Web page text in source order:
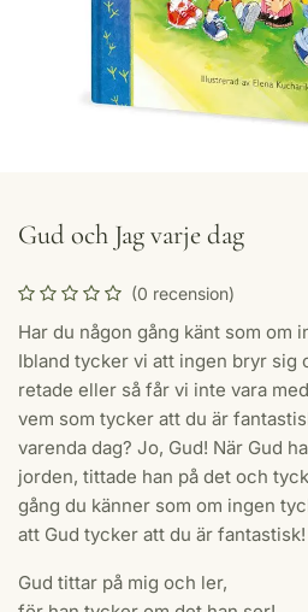
Gud och Jag varje dag
(0 recension)
Har du någon gång känt som om
Ibland tycker vi att ingen bryr sig
retade eller så får vi inte vara
vem som tycker att du är
varenda dag? Jo, Gud! När Gud
jorden, tittade han på det och
gång du känner som om ingen
att Gud tycker att du är fantastisk!
Gud tittar på mig och ler,